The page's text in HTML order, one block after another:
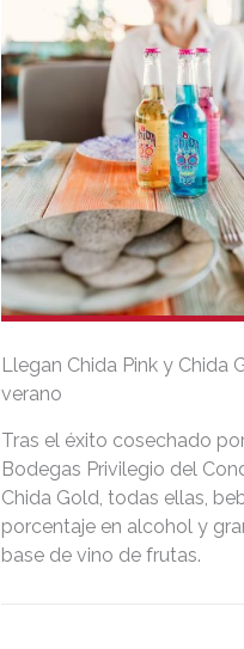
Llegan Chida Pink y Chida
verano
Tras el éxito cosechado
Bodegas Privilegio del
Chida Gold, todas ellas,
porcentaje en alcohol y
base de vino de frutas.